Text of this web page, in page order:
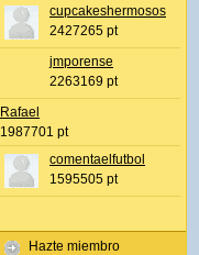
cupcakeshermosos
2427265 pt
jmporense
2263169 pt
Rafael
1987701 pt
comentaelfutbol
1595505 pt
Hazte miembro